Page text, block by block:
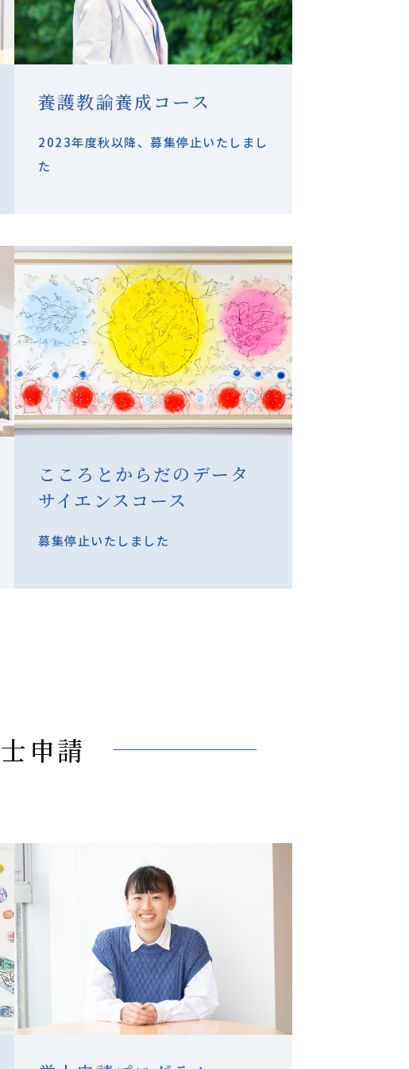
養護教諭養成コース
2023年度秋以降、募集停止いたしまし
た
こころとからだのデータ
サイエンスコース
募集停止いたしました